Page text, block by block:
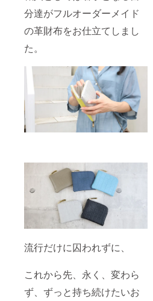
分達がフルオーダーメイド
の革財布をお仕立てしまし
た。
流行だけに囚われずに、
これから先、永く、変わら
ず、ずっと持ち続けたいお